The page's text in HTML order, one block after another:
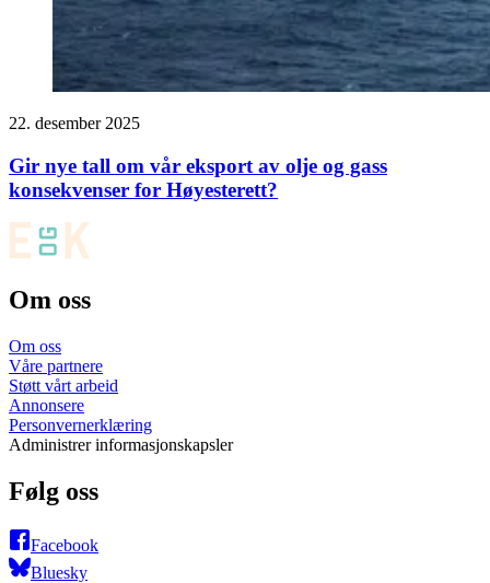
22. desember 2025
Gir nye tall om vår eksport av olje og gass
konsekvenser for Høyesterett?
Om oss
Om oss
Våre partnere
Støtt vårt arbeid
Annonsere
Personvernerklæring
Administrer informasjonskapsler
Følg oss
Facebook
Bluesky